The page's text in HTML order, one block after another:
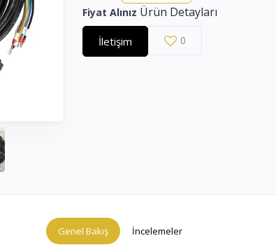
Fiyat Alınız Ürün Detayları
İletişim 0
Genel Bakış İncelemeler